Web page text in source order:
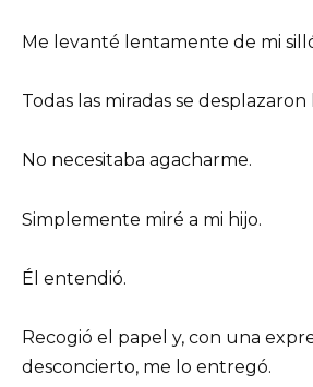
Me levanté lentamente de mi
Todas las miradas se desplazaron
No necesitaba agacharme.
Simplemente miré a mi hijo.
Él entendió.
Recogió el papel y, con una
desconcierto, me lo entregó.